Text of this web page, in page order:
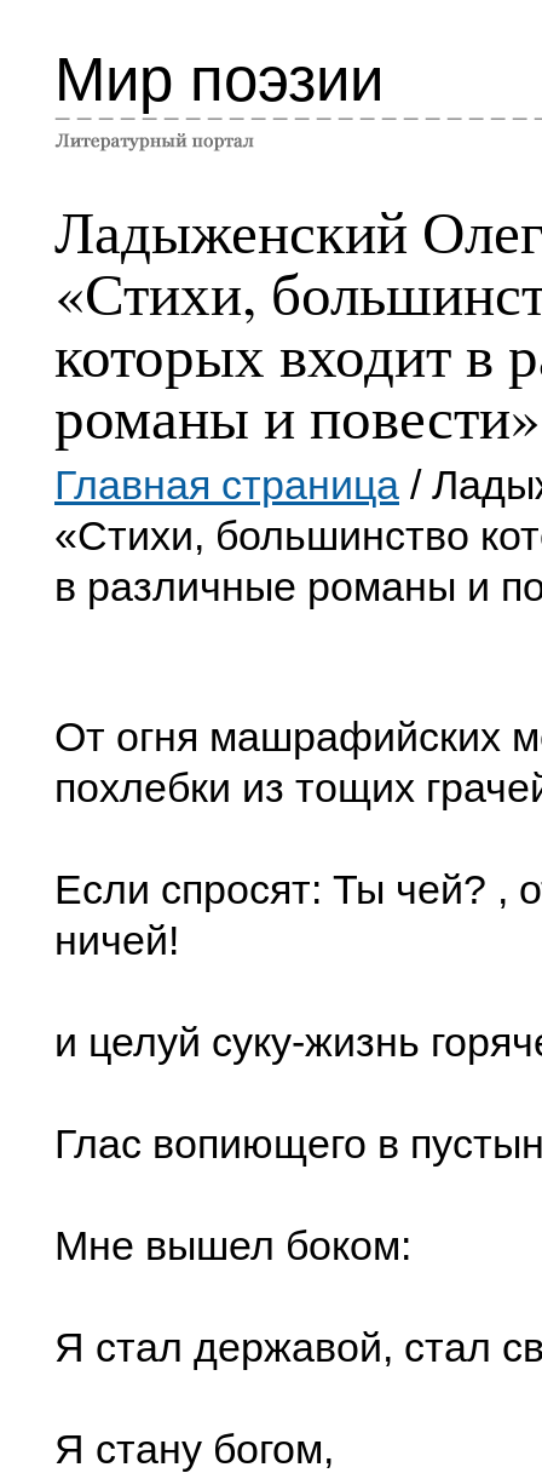
Мир поэзии
Ладыженский
«Стихи,
которых входит в
романы и повести»
Главная страница /
«Стихи, большинство
в различные романы и
От огня машрафийских
похлебки из тощих
Если спросят: Ты чей? ,
ничей!
и целуй суку-жизнь
Глас вопиющего в
Мне вышел боком:
Я стал державой, стал
Я стану богом,